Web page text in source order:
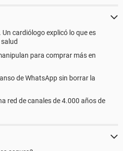
cardiólogo explicó lo que es
para comprar más en
de WhatsApp sin borrar la
red de canales de 4.000 años de